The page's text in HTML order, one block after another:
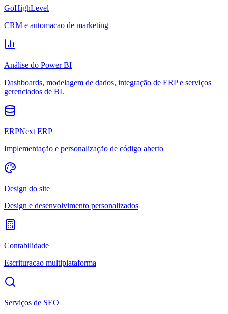
GoHighLevel
CRM e automacao de marketing
Análise do Power BI
Dashboards, modelagem de dados, integração de ERP e serviços
gerenciados de BI.
ERPNext ERP
Implementação e personalização de código aberto
Design do site
Design e desenvolvimento personalizados
Contabilidade
Escrituracao multiplataforma
Serviços de SEO